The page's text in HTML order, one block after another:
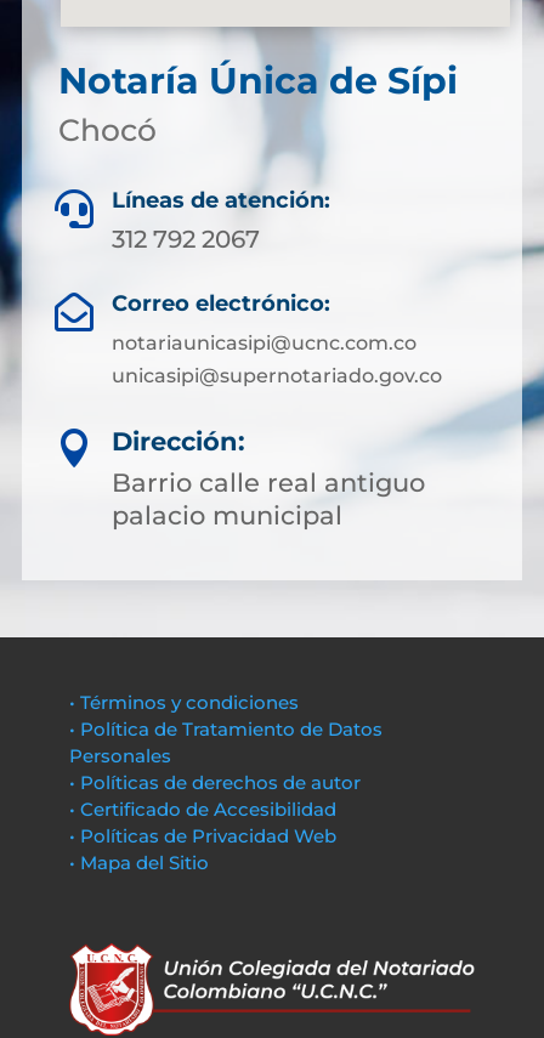
Notaría Única de Sípi
Chocó
 Líneas de atención:
312 792 2067
 Correo electrónico:
notariaunicasipi@ucnc.com.co
unicasipi@supernotariado.gov.co

Dirección:
Barrio calle real antiguo
palacio municipal
• Términos y condiciones
• Política de Tratamiento de Datos
Personales
• Políticas de derechos de autor
• Certificado de Accesibilidad
• Políticas de Privacidad Web
• Mapa del Sitio